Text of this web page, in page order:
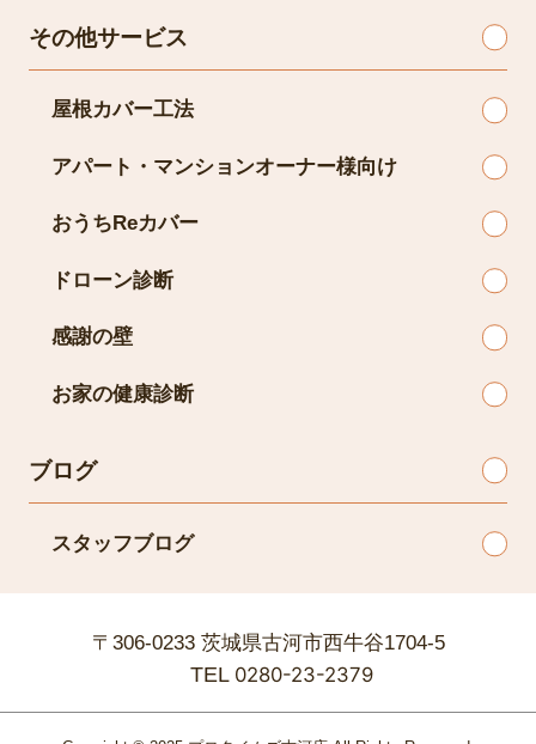
その他サービス
屋根カバー工法
アパート・マンションオーナー様向け
おうちReカバー
ドローン診断
感謝の壁
お家の健康診断
ブログ
スタッフブログ
〒306-0233 茨城県古河市西牛谷1704-5
TEL 0280-23-2379